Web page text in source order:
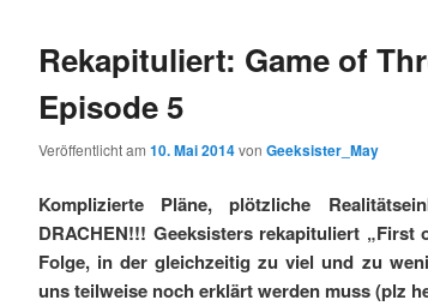
Rekapituliert: Game of
Episode 5
Veröffentlicht am 10. Mai 2014von Geeksister_May
Komplizierte Pläne, plötzliche
DRACHEN!!! Geeksisters rekapituliert „First
Folge, in der gleichzeitig zu viel und zu
uns teilweise noch erklärt werden muss (plz